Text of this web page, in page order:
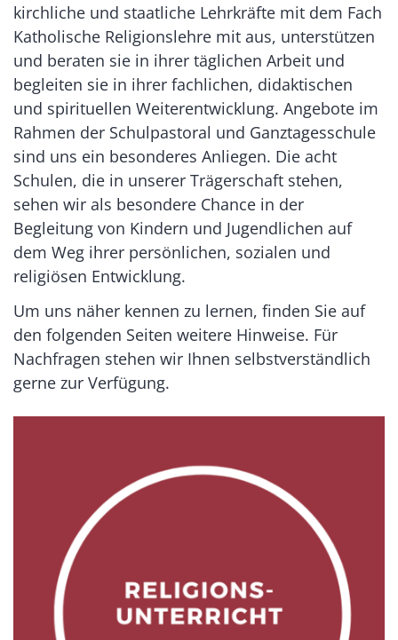
kirchliche und staatliche Lehrkräfte mit dem Fach
Katholische Religionslehre mit aus, unterstützen
und beraten sie in ihrer täglichen Arbeit und
begleiten sie in ihrer fachlichen, didaktischen
und spirituellen Weiterentwicklung. Angebote im
Rahmen der Schulpastoral und Ganztagesschule
sind uns ein besonderes Anliegen. Die acht
Schulen, die in unserer Trägerschaft stehen,
sehen wir als besondere Chance in der
Begleitung von Kindern und Jugendlichen auf
dem Weg ihrer persönlichen, sozialen und
religiösen Entwicklung.
Um uns näher kennen zu lernen, finden Sie auf
den folgenden Seiten weitere Hinweise. Für
Nachfragen stehen wir Ihnen selbstverständlich
gerne zur Verfügung.